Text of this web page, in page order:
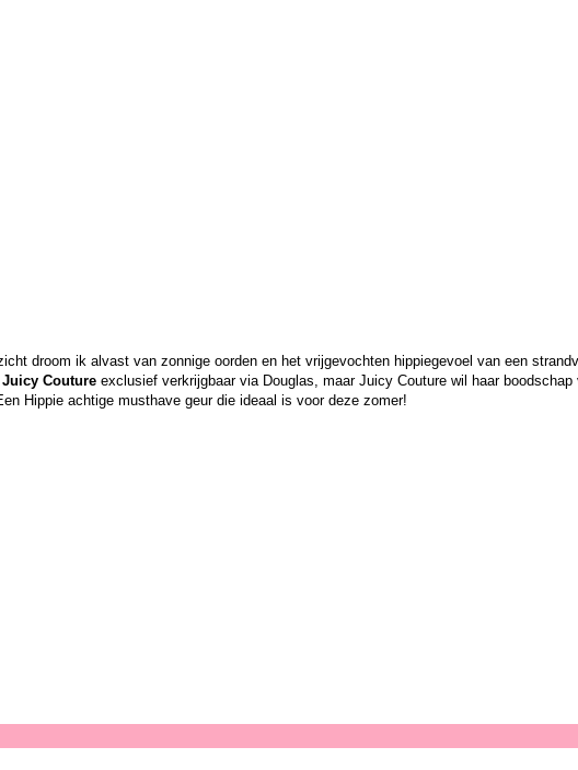
droom ik alvast van zonnige oorden en het vrijgevochten hippiegevoel van een
Couture exclusief verkrijgbaar via Douglas, maar Juicy Couture wil haar
Hippie achtige musthave geur die ideaal is voor deze zomer!